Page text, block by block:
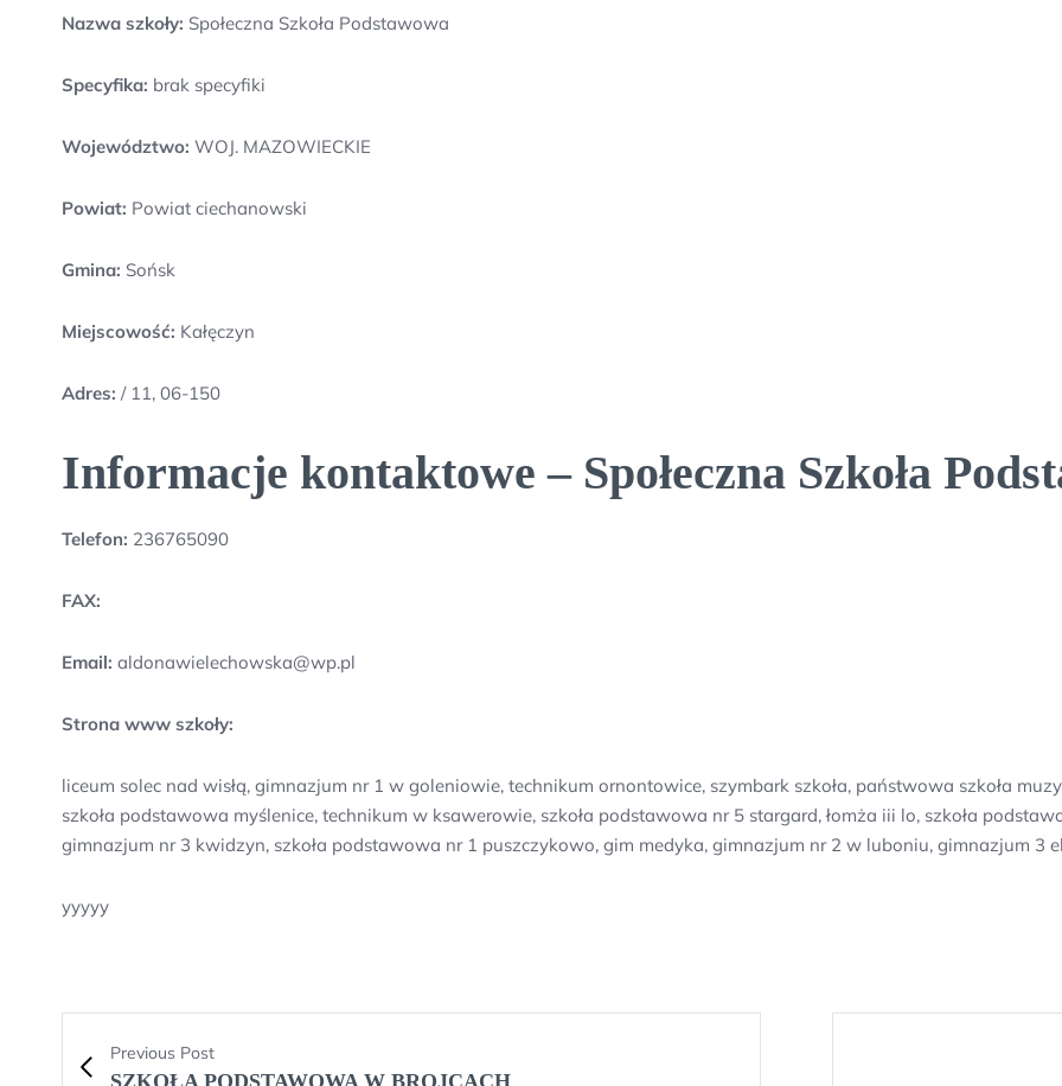
Nazwa szkoły: Społeczna Szkoła Podstawowa
Specyfika: brak specyfiki
Województwo: WOJ. MAZOWIECKIE
Powiat: Powiat ciechanowski
Gmina: Sońsk
Miejscowość: Kałęczyn
Adres: / 11, 06-150
Informacje kontaktowe – Społeczna Szkoła
Telefon: 236765090
FAX:
Email: aldonawielechowska@wp.pl
Strona www szkoły:
liceum solec nad wisłą, gimnazjum nr 1 w goleniowie, technikum ornontowice, szymbark szkoła, państwowa szkoła
szkoła podstawowa myślenice, technikum w ksawerowie, szkoła podstawowa nr 5 stargard, łomża iii lo, szkoła
gimnazjum nr 3 kwidzyn, szkoła podstawowa nr 1 puszczykowo, gim medyka, gimnazjum nr 2 w luboniu, gimnazjum 3
yyyyy
Previous Post
SZKOŁA PODSTAWOWA W BROJCACH